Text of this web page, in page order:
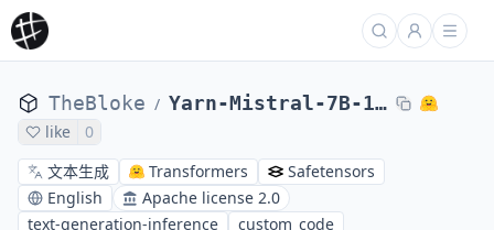
TheBloke / Yarn-Mistral-7B-128k-AWQ
like
0
文本生成
Transformers
Safetensors
English
Apache license 2.0
text-generation-inference
custom_code